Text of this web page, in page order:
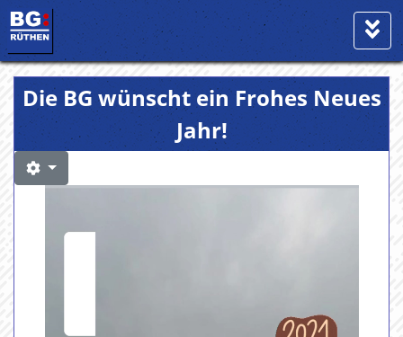
Die BG wünscht ein Frohes Neues
Jahr!